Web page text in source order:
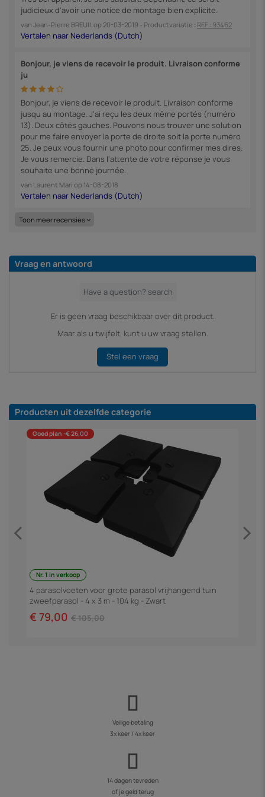
judicieux d'avoir une notice de montage bien explicite.
van Jean-Pierre BREUIL op 20-03-2019 - Productvariatie : REF : 93462
Bonjour, je viens de recevoir le produit. Livraison conforme
ju
Bonjour, je viens de recevoir le produit. Livraison conforme
jusqu au montage. J'ai reçu les deux même portés (numéro
13). Deux côtés gauches. Pouvons nous trouver une solution
pour me faire envoyer la porte de droite soit la porte numéro
25. Je peux vous fournir une photo pour confirmer mes dires.
Je vous remercie. Dans l'attente de votre réponse je vous
souhaite une bonne journée.
van Laurent Mari op 14-08-2018
Toon meer recensies
Vraag en antwoord
Er is geen vraag beschikbaar over dit product.
Maar als u twijfelt, kunt u uw vraag stellen.
Stel een vraag
Producten uit dezelfde categorie
Goed plan -€ 26,00
Nr. 1 in verkoop
4 parasolvoeten voor grote parasol vrijhangend tuin
zweefparasol - 4 x 3 m - 104 kg - Zwart
€ 79,00 € 105,00
Veilige betaling
3x keer / 4x keer
14 dagen tevreden
of je geld terug